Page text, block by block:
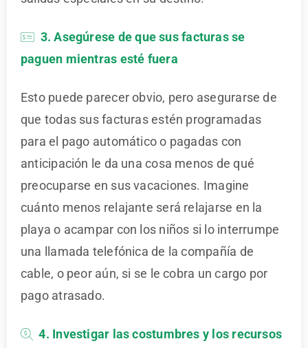
3. Asegúrese de que sus facturas se
paguen mientras esté fuera
Esto puede parecer obvio, pero asegurarse de
que todas sus facturas estén programadas
para el pago automático o pagadas con
anticipación le da una cosa menos de qué
preocuparse en sus vacaciones. Imagine
cuánto menos relajante será relajarse en la
playa o acampar con los niños si lo interrumpe
una llamada telefónica de la compañía de
cable, o peor aún, si se le cobra un cargo por
pago atrasado.
4. Investigar las costumbres y los recursos